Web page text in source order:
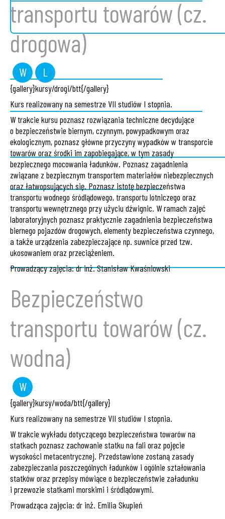
ONLINE -
STUDIA
transportu towarów (cz.
drogowa)
W
wykład
L
laboratorium
{gallery}kursy/drogi/btt{/gallery}
Kurs realizowany na semestrze VII studiów I stopnia.
W trakcie kursu poznasz rozwiązania techniczne decydujące
o bezpieczeństwie biernym, czynnym, powypadkowym oraz
ekologicznym, poznasz główne przyczyny wypadków w transporcie
towarów oraz środki im zapobiegające, w tym zasady
bezpiecznego mocowania ładunków. Poznasz zagadnienia
związane z bezpiecznym transportem materiałów niebezpiecznych
oraz łatwopsujących się. Poznasz istotę bezpieczeństwa
transportu wodnego śródlądowego, transportu lotniczego oraz
transportu wewnętrznego przy użyciu dźwignic. W ramach zajęć
laboratoryjnych poznasz praktycznie zagadnienia bezpieczeństwa
biernego pojazdów drogowych, elementy bezpieczeństwa czynnego,
a także urządzenia zabezpieczające np. suwnice przed tzw.
ukosowaniem oraz przeciążeniem.
Prowadzący zajęcia: dr inż. Stanisław Kwaśniowski
Bezpieczeństwo
transportu towarów (cz.
wodna)
W
wykład
{gallery}kursy/woda/btt{/gallery}
Kurs realizowany na semestrze VII studiów I stopnia.
W trakcie wykładu dotyczącego bezpieczeństwa towarów na
statkach poznasz zachowanie statku na fali oraz pojęcie
wysokości metacentrycznej. Przedstawione zostaną zasady
zabezpieczania poszczególnych ładunków i ogólnie ształowania
statków oraz przepisy mówiące o bezpieczeństwie załadunku
i przewozie statkami morskimi i śródlądowymi.
Prowadząca zajęcia: dr inż. Emilia Skupień